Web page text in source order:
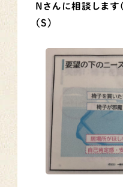
Ｎさんに相談しま
（S)